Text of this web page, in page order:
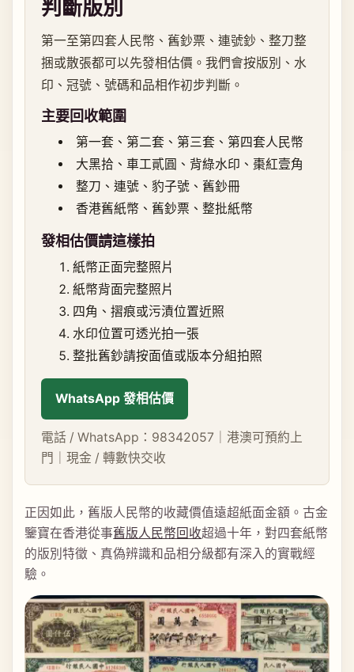
判斷版別
第一至第四套人民幣、舊鈔票、連號鈔、整刀整
捆或散張都可以先發相估價。我們會按版別、水
印、冠號、號碼和品相作初步判斷。
主要回收範圍
第一套、第二套、第三套、第四套人民幣
大黑拾、車工貳圓、背綠水印、棗紅壹角
整刀、連號、豹子號、舊鈔冊
香港舊紙幣、舊鈔票、整批紙幣
發相估價請這樣拍
紙幣正面完整照片
紙幣背面完整照片
四角、摺痕或污漬位置近照
水印位置可透光拍一張
整批舊鈔請按面值或版本分組拍照
WhatsApp 發相估價
電話 / WhatsApp：98342057｜港澳可預約上
門｜現金 / 轉數快交收
正因如此，舊版人民幣的收藏價值遠超紙面金額。古金
鑒寶在香港從事舊版人民幣回收超過十年，對四套紙幣
的版別特徵、真偽辨識和品相分級都有深入的實戰經
驗。